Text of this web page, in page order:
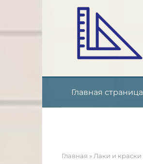
Главная страница
Главная » Лаки и краски